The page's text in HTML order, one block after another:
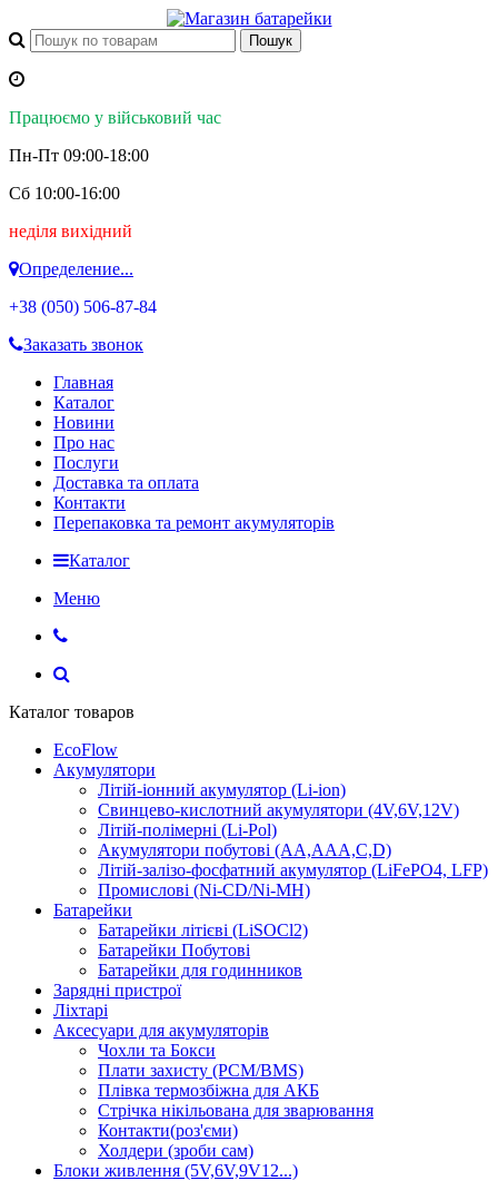
Працюємо у військовий час
Пн-Пт 09:00-18:00
Сб 10:00-16:00
неділя вихідний
Определение...
+38 (050) 506-87-84
Заказать звонок
Главная
Каталог
Новини
Про нас
Послуги
Доставка та оплата
Контакти
Перепаковка та ремонт акумуляторів
Каталог
Меню
Каталог товаров
EcoFlow
Акумулятори
Літій-іонний акумулятор (Li-ion)
Свинцево-кислотний акумулятори (4V,6V,12V)
Літій-полімерні (Li-Pol)
Акумулятори побутові (AA,AAA,C,D)
Літій-залізо-фосфатний акумулятор (LiFePO4, LFP)
Промислові (Ni-CD/Ni-MH)
Батарейки
Батарейки літієві (LiSOCl2)
Батарейки Побутові
Батарейки для годинников
Зарядні пристрої
Ліхтарі
Аксесуари для акумуляторів
Чохли та Бокси
Плати захисту (PCM/BMS)
Плівка термозбіжна для АКБ
Стрічка нікільована для зварювання
Контакти(роз'єми)
Холдери (зроби сам)
Блоки живлення (5V,6V,9V12...)